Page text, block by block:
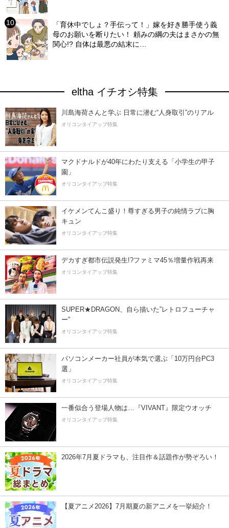
「育休中でしょ？手伝って！」嫁を好き勝手使う義
母のお願いを断りたい！ 頼みの綱の夫はまさかの無
関心!? 自体は最悪の結末に…
eltha イチオシ特集
川島海荷さんと学ぶ 日常に潜む“人身取引”のリアル
オリコンタイアップ特集
マクドナルドが40年にわたり支える「小学生の甲子
園」
オリコンタイアップ特集
イケメンてんこ盛り！尊すぎる男子の純情ラブに胸
キュン
オリコンタイアップ特集
デカすぎ都市伝説発生!?ファミマ45％増量作戦再来
オリコンタイアップ特集
SUPER★DRAGON、自ら描いた”レトロフューチャ
ー”
オリコンタイアップ特集
パソコンメーカー社員が本気で選ぶ「10万円台PC3
選」
オリコンタイアップ特集
一番似合う登場人物は…『VIVANT』限定ウオッチ
オリコンタイアップ特集
2026年7月夏ドラマも、注目作＆話題作が勢ぞろい！
【夏アニメ2026】7月期夏の新アニメを一挙紹介！